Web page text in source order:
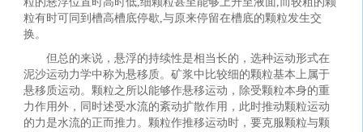
粒有时可同到槽高槽底停歇,与原来停留在槽底的颗粒发生交
换。
但总的来说，悬浮的持续性是相当长的，选种运动形式在
泥沙运动力学中称为悬移质。矿浆中比较细的颗粒基本上属于
悬移质运动。颗粒之所以能够作悬移运动，除受颗粒本身的重
力作用外，同时述受水流的紊动扩散作用，此时推动颗粒运动
的力是水流的正而推力。颗粒作推移运动时，要克服颗粒与颗